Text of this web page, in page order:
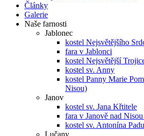
Články
Galerie
Naše farnosti
Jablonec
kostel Nejsvětějšího
fara v Jablonci
kostel Nejsvětější
kostel sv. Anny
kostel Panny Marie
Nisou)
Janov
kostel sv. Jana Křtitele
fara v Janově nad
kostel sv. Antonína
Lučany